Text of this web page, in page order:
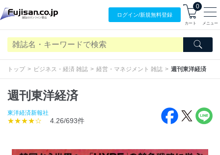
ログイン/新規無料登録
0
カート メニュー
トップ ビジネス・経済 雑誌 経営・マネジメント 雑誌 週刊東洋経済
週刊東洋経済
東洋経済新報社
★★★★☆ 4.26/693件